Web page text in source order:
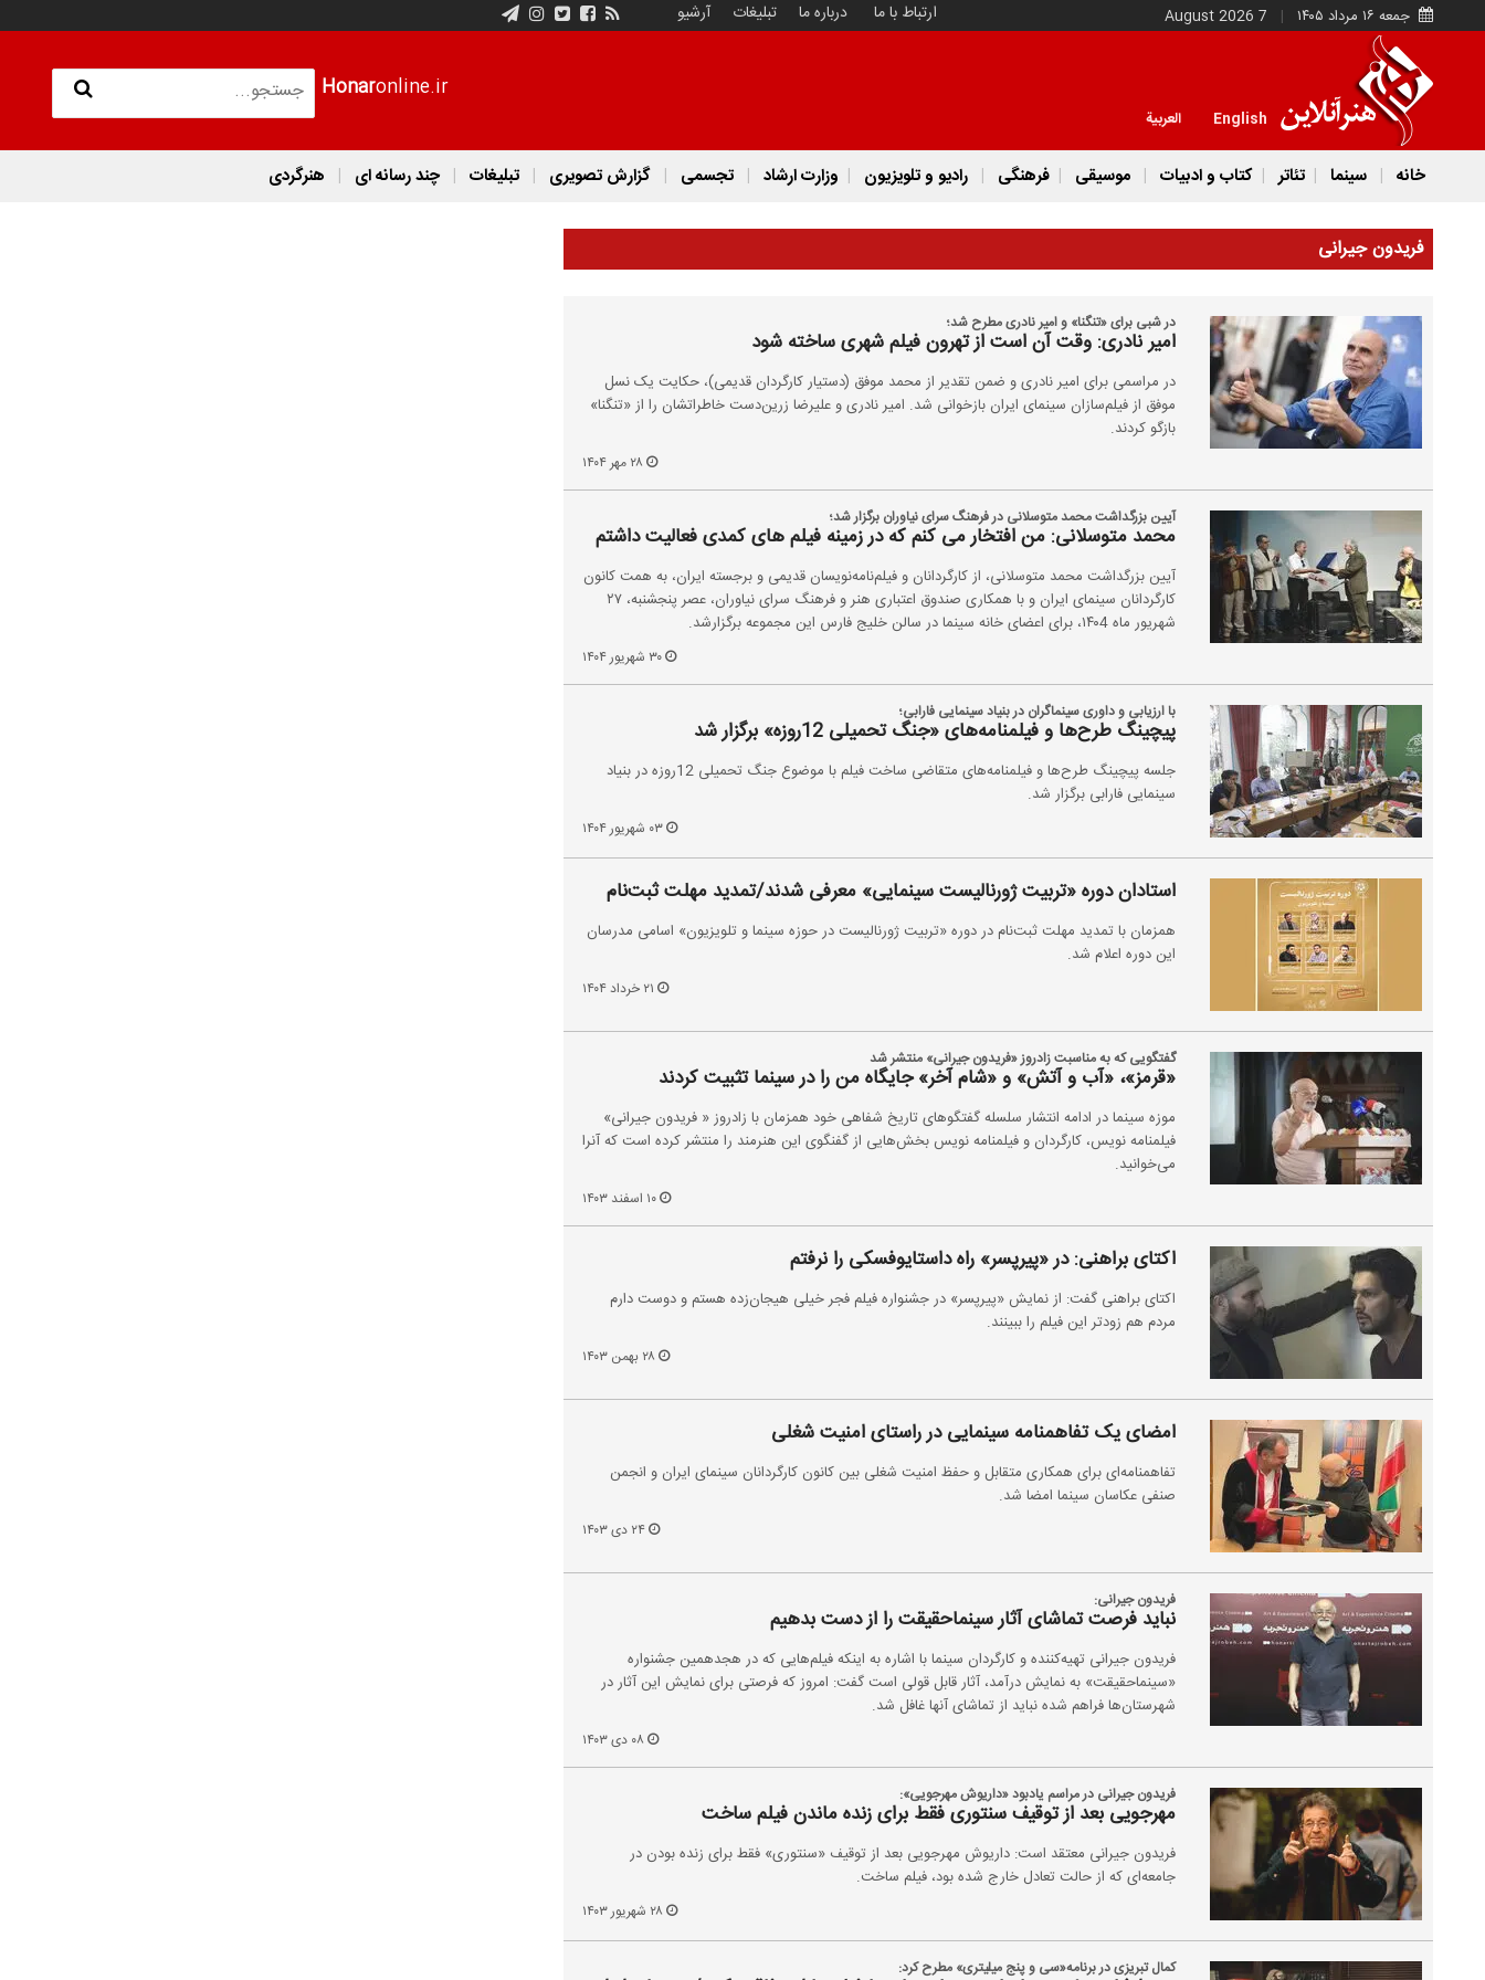
جمعه ۱۶ مرداد ۱۴۰۵ 7 August 2026 ارتباط با ما درباره ما تبلیغات آرشیو
Honaronline.ir
English العربية
خانه سینما تئاتر کتاب و ادبیات موسیقی فرهنگی رادیو و تلویزیون وزارت ارشاد تجسمی گزارش تصویری تبلیغات چند رسانه ای هنرگردی
فریدون جیرانی
در شبی برای «تنگنا» و امیر نادری مطرح شد؛
امیر نادری: وقت آن است از تهرون فیلم شهری ساخته شود
در مراسمی برای امیر نادری و ضمن تقدیر از محمد موفق (دستیار کارگردان قدیمی)، حکایت یک نسل
موفق از فیلم‌سازان سینمای ایران بازخوانی شد. امیر نادری و علیرضا زرین‌دست خاطراتشان را از «تنگنا»
بازگو کردند.
آیین بزرگداشت محمد متوسلانی در فرهنگ سرای نیاوران برگزار شد؛
محمد متوسلانی: من افتخار می کنم که در زمینه فیلم های کمدی فعالیت داشتم
آیین بزرگداشت محمد متوسلانی، از کارگردانان و فیلم‌نامه‌نویسان قدیمی و برجسته ایران، به همت کانون
کارگردانان سینمای ایران و با همکاری صندوق اعتباری هنر و فرهنگ سرای نیاوران، عصر پنجشنبه، ۲۷
شهریور ماه ۱۴۰4، برای اعضای خانه سینما در سالن خلیج فارس این مجموعه برگزارشد.
۳۰ شهریور ۱۴۰۴
با ارزیابی و داوری سینماگران در بنیاد سینمایی فارابی؛
پیچینگ طرح‌ها و فیلمنامه‌های «جنگ تحمیلی 12روزه» برگزار شد
جلسه پیچینگ طرح‌ها و فیلمنامه‌های متقاضی ساخت فیلم‌ با موضوع جنگ تحمیلی 12روزه در بنیاد
سینمایی فارابی برگزار شد.
۰۳ شهریور ۱۴۰۴
استادان دوره «تربیت ژورنالیست سینمایی» معرفی شدند/تمدید مهلت ثبت‌نام
همزمان با تمدید مهلت ثبت‌نام در دوره «تربیت ژورنالیست در حوزه سینما و تلویزیون» اسامی مدرسان
این دوره اعلام شد.
گفتگویی که به مناسبت زادروز «فریدون جیرانی» منتشر شد
«قرمز»، «آب و آتش» و «شام آخر» جایگاه من را در سینما تثبیت کردند
موزه سینما در ادامه انتشار سلسله گفتگوهای تاریخ شفاهی خود همزمان با زادروز « فریدون جیرانی»
فیلمنامه نویس، کارگردان و فیلمنامه نویس بخش‌هایی از گفنگوی این هنرمند را منتشر کرده است که آنرا
می‌خوانید.
۱۰ اسفند ۱۴۰۳
اکتای براهنی: در «پیرپسر» راه داستایوفسکی را نرفتم
اکتای براهنی گفت: از نمایش «پیرپسر» در جشنواره فیلم فجر خیلی هیجان‌زده هستم و دوست دارم
مردم هم زودتر این فیلم را ببینند.
امضای یک تفاهمنامه سینمایی در راستای امنیت شغلی
تفاهمنامه‌ای برای همکاری متقابل و حفظ امنیت شغلی بین کانون کارگردانان سینمای ایران و انجمن
صنفی عکاسان سینما امضا شد.
۲۴ دی ۱۴۰۳
فریدون جیرانی:
نباید فرصت تماشای آثار سینماحقیقت را از دست بدهیم
فریدون جیرانی تهیه‌کننده و کارگردان سینما با اشاره به اینکه فیلم‌هایی که در هجدهمین جشنواره
«سینماحقیقت» به نمایش درآمد، آثار قابل قولی است گفت: امروز که فرصتی برای نمایش این آثار در
شهرستان‌ها فراهم شده نباید از تماشای آنها غافل شد.
فریدون جیرانی در مراسم یادبود «داریوش مهرجویی»:
مهرجویی بعد از توقیف سنتوری فقط برای زنده ماندن فیلم ساخت
فریدون جیرانی معتقد است: داریوش مهرجویی بعد از توقیف «سنتوری» فقط برای زنده بودن در
جامعه‌ای که از حالت تعادل خارج شده بود، فیلم ساخت.
کمال تبریزی در برنامه«سی و پنج میلیتری» مطرح کرد: